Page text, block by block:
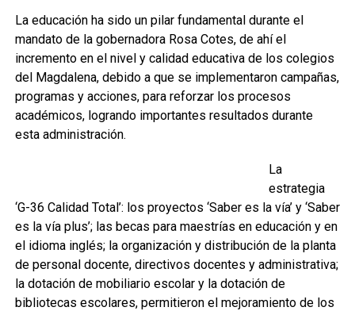
La educación ha sido un pilar fundamental durante el
mandato de la gobernadora Rosa Cotes, de ahí el
incremento en el nivel y calidad educativa de los colegios
del Magdalena, debido a que se implementaron campañas,
programas y acciones, para reforzar los procesos
académicos, logrando importantes resultados durante
esta administración.
La
estrategia
‘G-36 Calidad Total’: los proyectos ‘Saber es la vía’ y ‘Saber
es la vía plus’; las becas para maestrías en educación y en
el idioma inglés; la organización y distribución de la planta
de personal docente, directivos docentes y administrativa;
la dotación de mobiliario escolar y la dotación de
bibliotecas escolares, permitieron el mejoramiento de los